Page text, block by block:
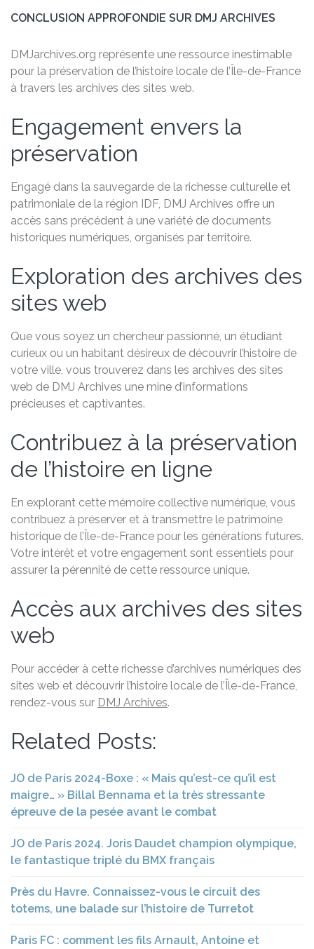
CONCLUSION APPROFONDIE SUR DMJ ARCHIVES
DMJarchives.org représente une ressource inestimable
pour la préservation de l’histoire locale de l’Île-de-France
à travers les archives des sites web.
Engagement envers la
préservation
Engagé dans la sauvegarde de la richesse culturelle et
patrimoniale de la région IDF, DMJ Archives offre un
accès sans précédent à une variété de documents
historiques numériques, organisés par territoire.
Exploration des archives des
sites web
Que vous soyez un chercheur passionné, un étudiant
curieux ou un habitant désireux de découvrir l’histoire de
votre ville, vous trouverez dans les archives des sites
web de DMJ Archives une mine d’informations
précieuses et captivantes.
Contribuez à la préservation
de l’histoire en ligne
En explorant cette mémoire collective numérique, vous
contribuez à préserver et à transmettre le patrimoine
historique de l’Île-de-France pour les générations futures.
Votre intérêt et votre engagement sont essentiels pour
assurer la pérennité de cette ressource unique.
Accès aux archives des sites
web
Pour accéder à cette richesse d’archives numériques des
sites web et découvrir l’histoire locale de l’Île-de-France,
rendez-vous sur DMJ Archives.
Related Posts:
JO de Paris 2024-Boxe : « Mais qu’est-ce qu’il est
maigre… » Billal Bennama et la très stressante
épreuve de la pesée avant le combat
JO de Paris 2024. Joris Daudet champion olympique,
le fantastique triplé du BMX français
Près du Havre. Connaissez-vous le circuit des
totems, une balade sur l’histoire de Turretot
Paris FC : comment les fils Arnault, Antoine et